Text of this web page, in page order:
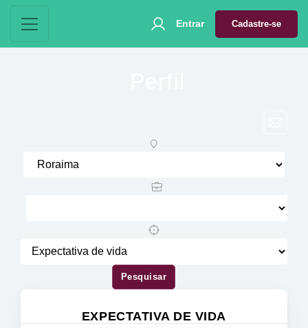
Entrar Cadastre-se
Pesquisar
EXPECTATIVA DE VIDA